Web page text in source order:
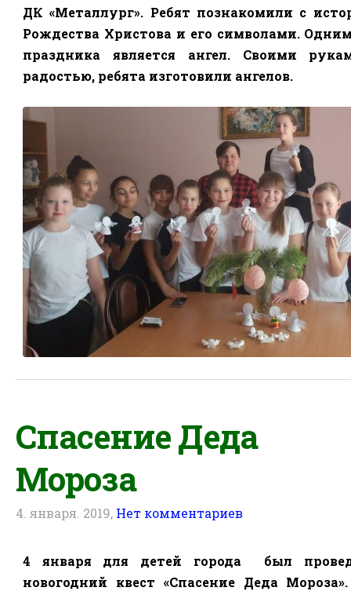
ДК «Металлург». Ребят познакомили с
Рождества Христова и его символами.
праздника является ангел. Своими
радостью, ребята изготовили ангелов.
Спасение Деда
Мороза
4. января. 2019, Нет комментариев
4 января для детей города
был
новогодний квест «Спасение Деда Мороза».